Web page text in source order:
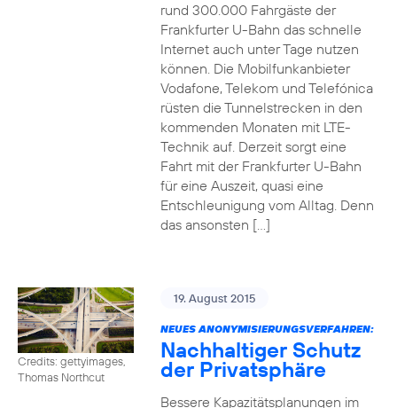
rund 300.000 Fahrgäste der
Frankfurter U-Bahn das schnelle
Internet auch unter Tage nutzen
können. Die Mobilfunkanbieter
Vodafone, Telekom und Telefónica
rüsten die Tunnelstrecken in den
kommenden Monaten mit LTE-
Technik auf. Derzeit sorgt eine
Fahrt mit der Frankfurter U-Bahn
für eine Auszeit, quasi eine
Entschleunigung vom Alltag. Denn
das ansonsten […]
Credits: gettyimages,
Thomas Northcut
19. August 2015
NEUES ANONYMISIERUNGSVERFAHREN:
Nachhaltiger Schutz
der Privatsphäre
Bessere Kapazitätsplanungen im